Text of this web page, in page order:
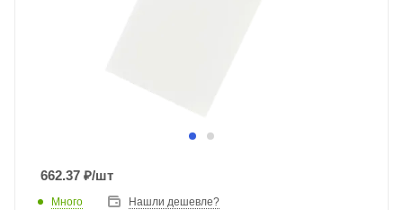
662.37 ₽/шт
Много Нашли дешевле?